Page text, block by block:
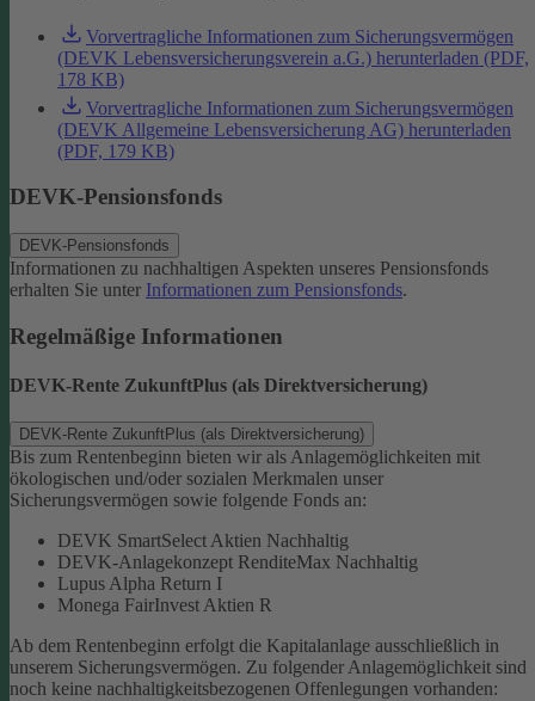
Vorvertragliche Informationen zum Sicherungsvermögen
(DEVK Lebensversicherungsverein a.G.) herunterladen (PDF,
178 KB)
Vorvertragliche Informationen zum Sicherungsvermögen
(DEVK Allgemeine Lebensversicherung AG) herunterladen
(PDF, 179 KB)
DEVK-Pensionsfonds
DEVK-Pensionsfonds
Informationen zu nachhaltigen Aspekten unseres Pensionsfonds
erhalten Sie unter Informationen zum Pensionsfonds.
Regelmäßige Informationen
DEVK-Rente ZukunftPlus (als Direktversicherung)
DEVK-Rente ZukunftPlus (als Direktversicherung)
Bis zum Rentenbeginn bieten wir als Anlagemöglichkeiten mit
ökologischen und/oder sozialen Merkmalen unser
Sicherungsvermögen sowie folgende Fonds an:
DEVK SmartSelect Aktien Nachhaltig
DEVK-Anlagekonzept RenditeMax Nachhaltig
Lupus Alpha Return I
Monega FairInvest Aktien R
Ab dem Rentenbeginn erfolgt die Kapitalanlage ausschließlich in
unserem Sicherungsvermögen. Zu folgender Anlagemöglichkeit sind
noch keine nachhaltigkeitsbezogenen Offenlegungen vorhanden: